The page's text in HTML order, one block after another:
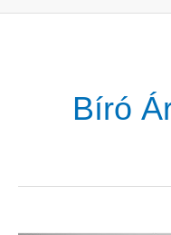
Bíró